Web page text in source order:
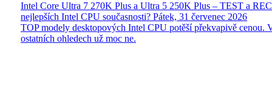
Intel Core Ultra 7 270K Plus a Ultra 5 250K Plus – TEST a
nejlepších Intel CPU současnosti? Pátek, 31 červenec 2026
TOP modely desktopových Intel CPU potěší překvapivě cenou.
ostatních ohledech už moc ne.